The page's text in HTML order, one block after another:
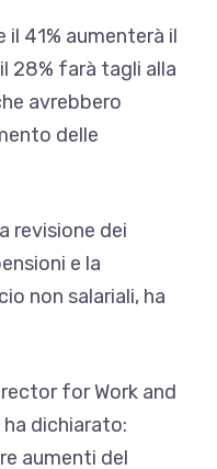
41% aumenterà il
28% farà tagli alla
avrebbero
delle
revisione dei
e la
non salariali, ha
for Work and
ha dichiarato:
aumenti del